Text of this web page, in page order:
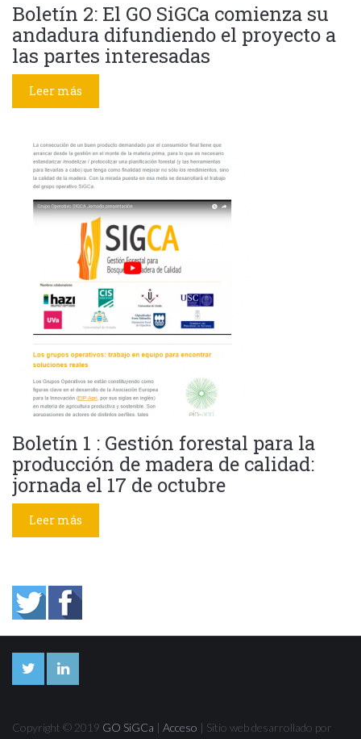
Boletín 2: El GO SiGCa comienza su
andadura difundiendo el proyecto a
las partes interesadas
Leer más
Boletín 1 : Gestión forestal para la
producción de madera de calidad:
jornada el 17 de octubre
Leer más
Copyright © 2019 GO SiGCa | Acceso | Sitio web desarrollado por